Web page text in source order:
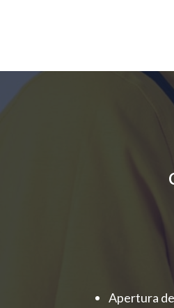
Apertura